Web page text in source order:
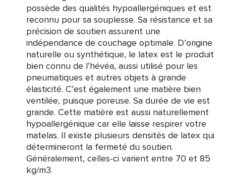
possède des qualités hypoallergéniques et est
reconnu pour sa souplesse. Sa résistance et sa
précision de soutien assurent une
indépendance de couchage optimale. D’origine
naturelle ou synthétique, le latex est le produit
bien connu de l’hévéa, aussi utilisé pour les
pneumatiques et autres objets à grande
élasticité. C’est également une matière bien
ventilée, puisque poreuse. Sa durée de vie est
grande. Cette matière est aussi naturellement
hypoallergénique car elle laisse respirer votre
matelas. Il existe plusieurs densités de latex qui
détermineront la fermeté du soutien.
Généralement, celles-ci varient entre 70 et 85
kg/m3.